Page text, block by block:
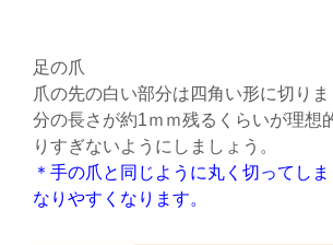
足の爪
爪の先の白い部分は四角い形に切り
分の長さが約1ｍｍ残るくらいが理想
りすぎないようにしましょう。
＊手の爪と同じように丸く切ってし
なりやすくなります。